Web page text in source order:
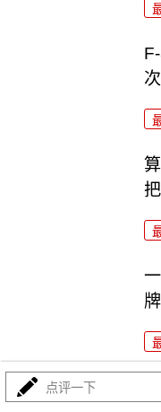
上将一封信捅破天
点评一下